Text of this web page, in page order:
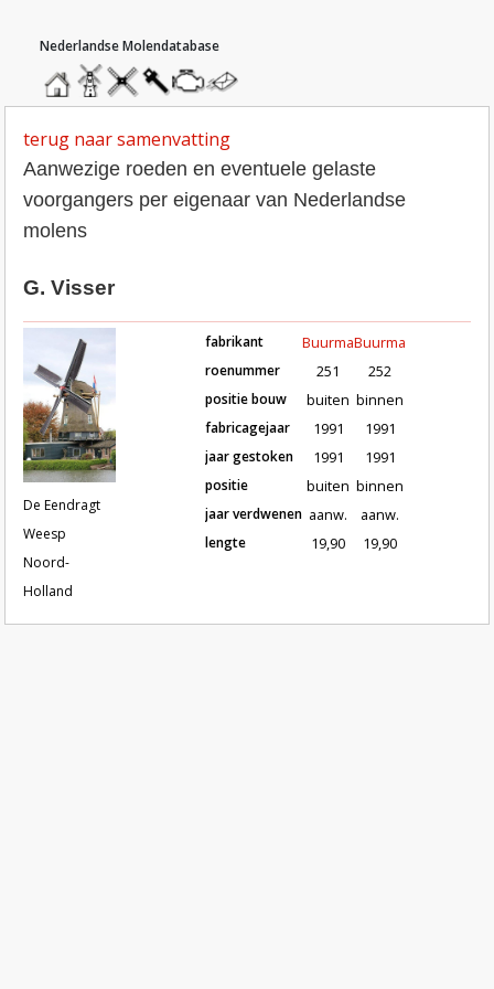
homemolendatabase
roedendatabase
assendatabase
motorendatabase
stuur
een
terug naar samenvatting
Aanwezige roeden en eventuele gelaste
voorgangers per eigenaar van Nederlandse
molens
G. Visser
De Eendragt
Weesp
Noord-
Holland
Roeden van molen De Eendragt
fabrikant
roenummer
positie bouw
fabricagejaar
jaar gestoken
positie
jaar verdwenen
lengte
Buurma
251
buiten
1991
1991
buiten
aanw.
19,90
Buurma
252
binnen
1991
1991
binnen
aanw.
19,90